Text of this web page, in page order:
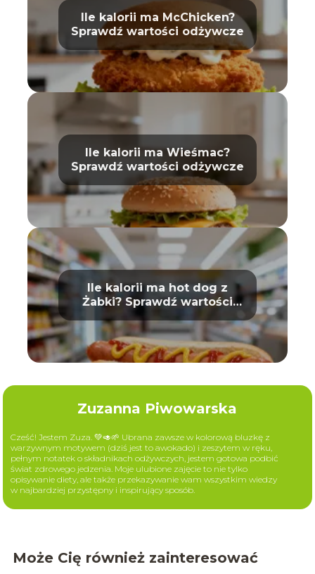
Ile kalorii ma McChicken?
Sprawdź wartości odżywcze
Ile kalorii ma Wieśmac?
Sprawdź wartości odżywcze
Ile kalorii ma hot dog z
Żabki? Sprawdź wartości
odżywcze
Zuzanna Piwowarska
Cześć! Jestem Zuza. 💚🥑🌱 Ubrana zawsze w kolorową bluzkę z
warzywnym motywem (dziś jest to awokado) i zeszytem w ręku,
pełnym notatek o składnikach odżywczych, jestem gotowa podbić
świat zdrowego jedzenia. Moje ulubione zajęcie to nie tylko
opisywanie diety, ale także przekazywanie wam wszystkim wiedzy
w najbardziej przystępny i inspirujący sposób.
Może Cię również zainteresować